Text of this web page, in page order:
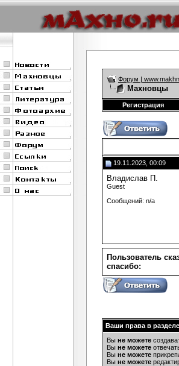
Форум |
Махновцы
Регистрация
19.11.2023, 00:09
Владислав П.
Guest
Сообщений: n/a
Пользователь
cпасибо:
Ваши права в разделе
Вы не можете
Вы не можете
Вы не можете
Вы не можете